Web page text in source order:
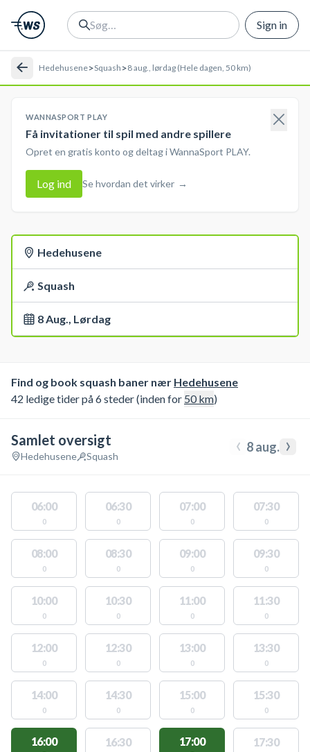
Sign in
Hedehusene>Squash >8 aug., lørdag (Hele dagen, 50 km)
WANNASPORT PLAY
Få invitationer til spil med andre spillere
Opret en gratis konto og deltag i WannaSport PLAY.
Log ind Se hvordan det virker →
Hedehusene
Squash
8 Aug., Lørdag
Find og book squash baner nær Hedehusene
42 ledige tider på 6 steder (inden for 50km)
Samlet oversigt
Hedehusene Squash ‹ 8 aug. ›
06:00
0
06:30
0
07:00
0
07:30
0
08:00
0
08:30
0
09:00
0
09:30
0
10:00
0
10:30
0
11:00
0
11:30
0
12:00
0
12:30
0
13:00
0
13:30
0
14:00
0
14:30
0
15:00
0
15:30
0
16:00 16:30 17:00 17:30